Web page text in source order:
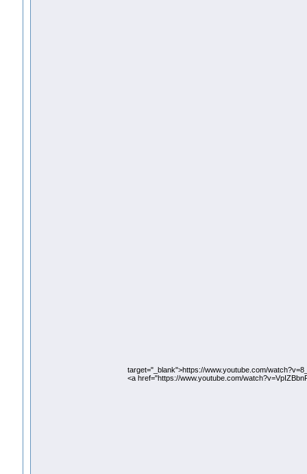
target="_blank">https://www.youtube.com/
<a href="https://www.youtube.com/